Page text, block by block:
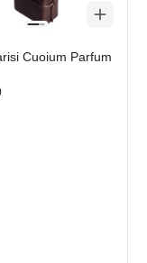
Cuoium Parfum